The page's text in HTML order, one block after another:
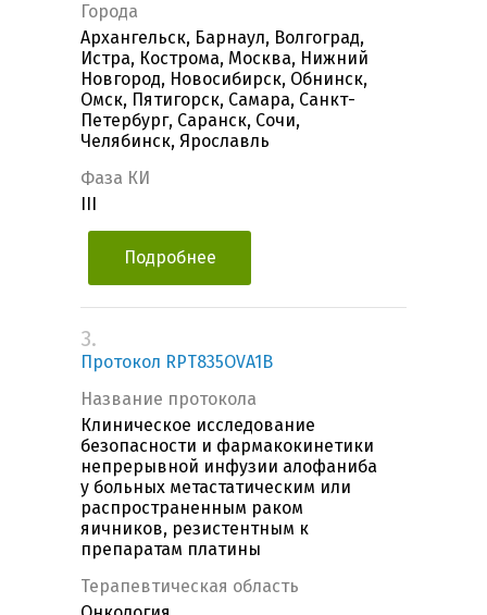
Города
Архангельск, Барнаул, Волгоград,
Истра, Кострома, Москва, Нижний
Новгород, Новосибирск, Обнинск,
Омск, Пятигорск, Самара, Санкт-
Петербург, Саранск, Сочи,
Челябинск, Ярославль
Фаза КИ
Подробнее
3.
Протокол RPT835OVA1B
Название протокола
Клиническое исследование
безопасности и фармакокинетики
непрерывной инфузии алофаниба
у больных метастатическим или
распространенным раком
яичников, резистентным к
препаратам платины
Терапевтическая область